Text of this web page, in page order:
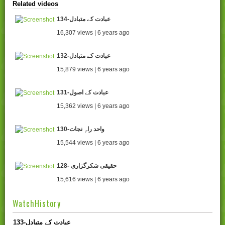
Related videos
134-عبادت کے متبادل
16,307 views | 6 years ago
132-عبادت کے متبادل
15,879 views | 6 years ago
131-عبادت کے اصول
15,362 views | 6 years ago
130-واحد راہِ نجات
15,544 views | 6 years ago
128- حقیقی شکرگزاری
15,616 views | 6 years ago
WatchHistory
133-عبادت کے متبادل